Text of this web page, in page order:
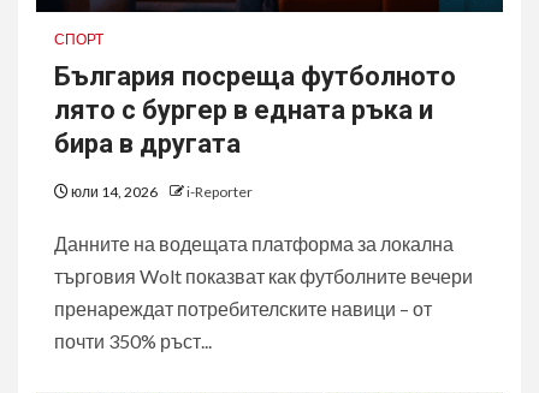
СПОРТ
България посреща футболното
лято с бургер в едната ръка и
бира в другата
юли 14, 2026 i-Reporter
Данните на водещата платформа за локална
търговия Wolt показват как футболните вечери
пренареждат потребителските навици – от
почти 350% ръст...